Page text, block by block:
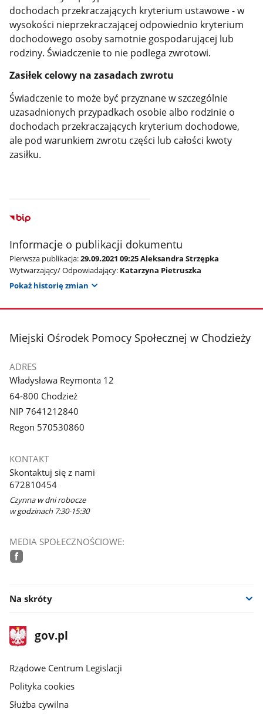
dochodach przekraczających kryterium ustawowe - w
wysokości nieprzekraczającej odpowiednio kryterium
dochodowego osoby samotnie gospodarującej lub
rodziny. Świadczenie to nie podlega zwrotowi.
Zasiłek celowy na zasadach zwrotu
Świadczenie to może być przyznane w szczególnie
uzasadnionych przypadkach osobie albo rodzinie o
dochodach przekraczających kryterium dochodowe,
ale pod warunkiem zwrotu części lub całości kwoty
zasiłku.
Informacje o publikacji dokumentu
Pierwsza publikacja:29.09.2021 09:25 Aleksandra Strzępka
Wytwarzający/ Odpowiadający: Katarzyna Pietruszka
Pokaż historię zmian
stopka
Miejski Ośrodek Pomocy Społecznej w Chodzieży
ADRES
Władysława Reymonta 12
64-800 Chodzież
NIP 7641212840
Regon 570530860
KONTAKT
Skontaktuj się z nami
672810454
Czynna w dni robocze
w godzinach 7:30-15:30
MEDIA SPOŁECZNOŚCIOWE:
Na skróty
stopka
gov.plStrona
gov.pl
Rządowe Centrum Legislacji
Polityka cookies
Służba cywilna